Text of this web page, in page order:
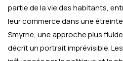
partie de la vie des habitants,
leur commerce dans une
Smyrne, une approche plus
décrit un portrait imprévisible.